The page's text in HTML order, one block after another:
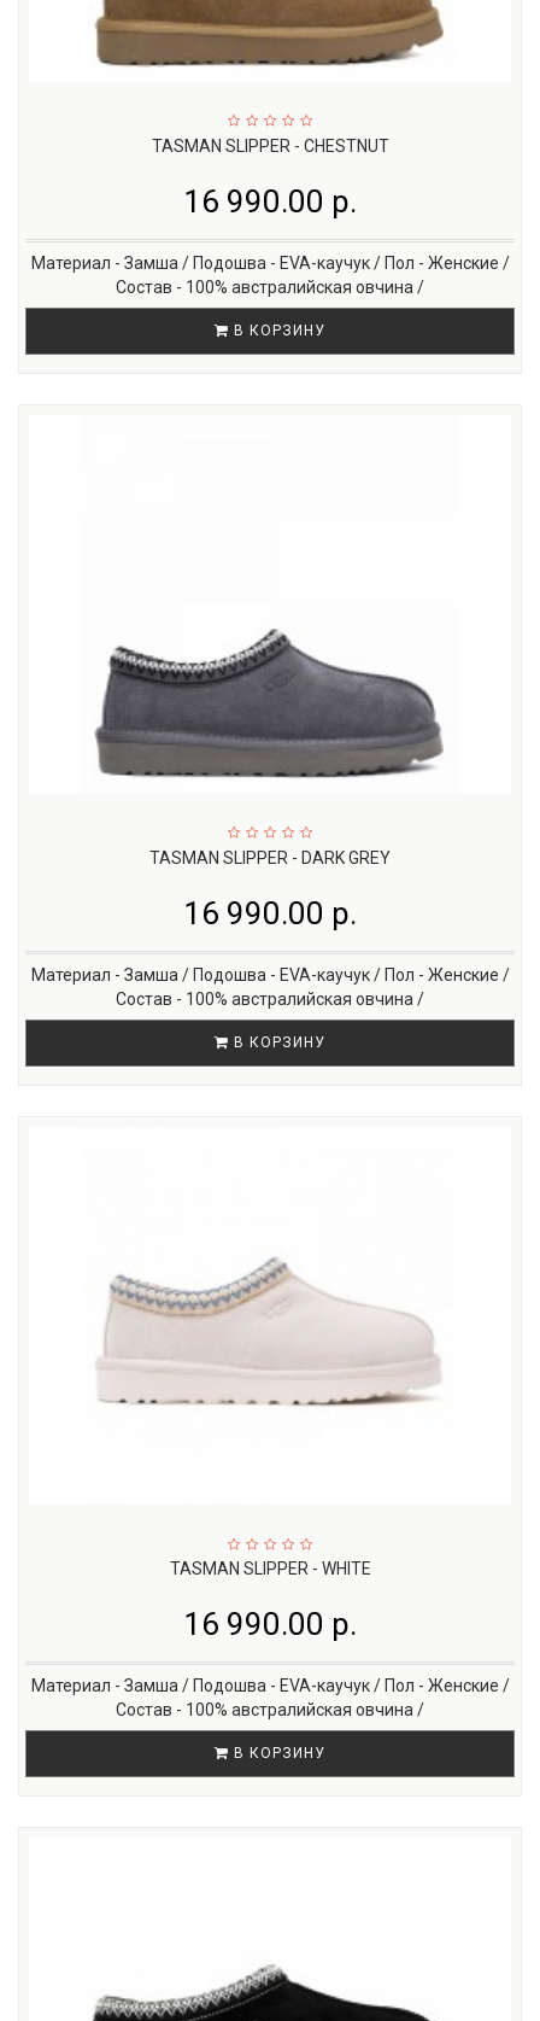
TASMAN SLIPPER - CHESTNUT
16 990.00 р.
Материал - Замша / Подошва - EVA-каучук / Пол - Женские /
Состав - 100% австралийская овчина /
В КОРЗИНУ
TASMAN SLIPPER - DARK GREY
16 990.00 р.
Материал - Замша / Подошва - EVA-каучук / Пол - Женские /
Состав - 100% австралийская овчина /
В КОРЗИНУ
TASMAN SLIPPER - WHITE
16 990.00 р.
Материал - Замша / Подошва - EVA-каучук / Пол - Женские /
Состав - 100% австралийская овчина /
В КОРЗИНУ